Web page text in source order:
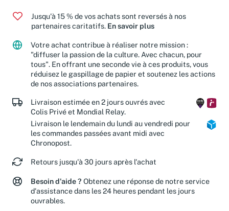
Jusqu'à 15 % de vos achats sont reversés à nos
partenaires caritatifs. En savoir plus
Votre achat contribue à réaliser notre mission :
"diffuser la passion de la culture. Avec chacun, pour
tous". En offrant une seconde vie à ces produits, vous
réduisez le gaspillage de papier et soutenez les actions
de nos associations partenaires.
Livraison estimée en 2 jours ouvrés avec
Colis Privé et Mondial Relay.
Livraison le lendemain du lundi au vendredi pour
les commandes passées avant midi avec
Chronopost.
Retours jusqu'à 30 jours après l'achat
Besoin d'aide ? Obtenez une réponse de notre service
d'assistance dans les 24 heures pendant les jours
ouvrables.